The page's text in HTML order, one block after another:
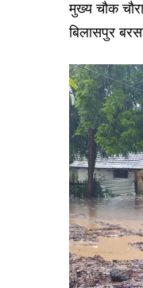
मुख्य चौक
बिलासपुर